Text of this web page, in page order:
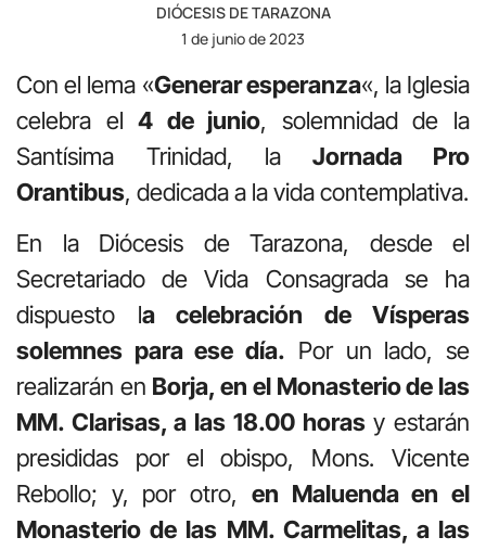
DIÓCESIS DE TARAZONA
1 de junio de 2023
Con el lema «Generar esperanza«, la Iglesia
celebra el4 de junio, solemnidad de la
Santísima Trinidad, la Jornada Pro
Orantibus, dedicada a la vida contemplativa.
En la Diócesis de Tarazona, desde el
Secretariado de Vida Consagrada se ha
dispuesto la celebración de Vísperas
solemnes para ese día. Por un lado, se
realizarán en Borja, en el Monasterio de las
MM. Clarisas, a las 18.00 horasy estarán
presididas por el obispo, Mons. Vicente
Rebollo; y, por otro, en Maluenda en el
Monasterio de las MM. Carmelitas, a las